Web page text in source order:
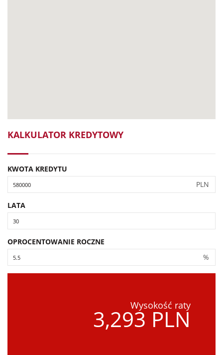
KALKULATOR KREDYTOWY
KWOTA KREDYTU
PLN
LATA
OPROCENTOWANIE ROCZNE
%
Wysokość raty
3,293 PLN